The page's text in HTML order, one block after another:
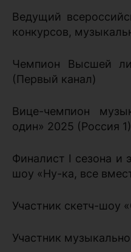
Ведущий
конкурсов,
Чемпион Высшей
(Первый канал)
Вице-чемпион
один» 2025 (Россия 1)
Финалист I сезона и
шоу «Ну-ка, все
Участник скетч-шоу
Участник